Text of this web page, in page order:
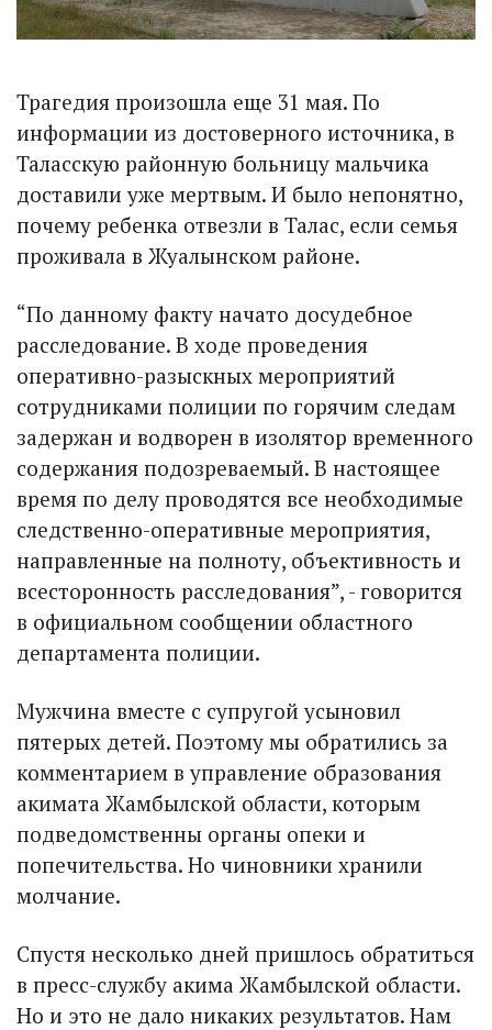
Трагедия произошла еще 31 мая. По
информации из достоверного источника, в
Таласскую районную больницу мальчика
доставили уже мертвым. И было непонятно,
почему ребенка отвезли в Талас, если семья
проживала в Жуалынском районе.
“По данному факту начато досудебное
расследование. В ходе проведения
оперативно-разыскных мероприятий
сотрудниками полиции по горячим следам
задержан и водворен в изолятор временного
содержания подозреваемый. В настоящее
время по делу проводятся все необходимые
следственно-оперативные мероприятия,
направленные на полноту, объективность и
всесторонность расследования”, - говорится
в официальном сообщении областного
департамента полиции.
Мужчина вместе с супругой усыновил
пятерых детей. Поэтому мы обратились за
комментарием в управление образования
акимата Жамбылской области, которым
подведомственны органы опеки и
попечительства. Но чиновники хранили
молчание.
Спустя несколько дней пришлось обратиться
в пресс-службу акима Жамбылской области.
Но и это не дало никаких результатов. Нам